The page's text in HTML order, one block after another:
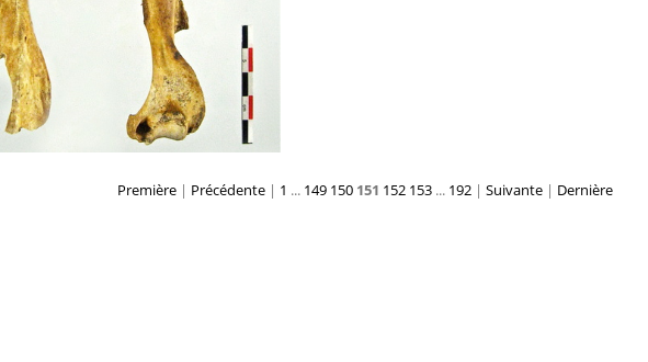
Première | Précédente | 1 ... 149 150 151 152 153 ... 192 | Suivante | Dernière